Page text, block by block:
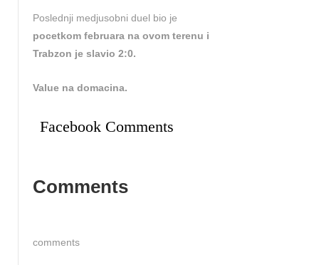
Poslednji medjusobni duel bio je
pocetkom februara na ovom terenu i
Trabzon je slavio 2:0.
Value na domacina.
Facebook Comments
Comments
comments